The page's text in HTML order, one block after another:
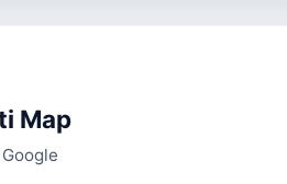
Map